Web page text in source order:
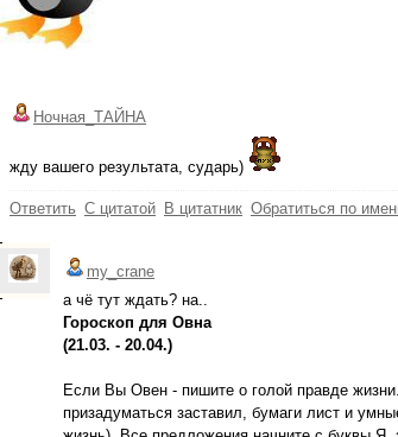
Ночная_ТАЙНА
жду вашего результата, сударь)
Ответить С цитатой В цитатник Обратиться по
my_crane
а чё тут ждать? на..
Гороскоп для Овна
(21.03. - 20.04.)
Если Вы Овен - пишите о голой правде
призадуматься заставил, бумаги лист и